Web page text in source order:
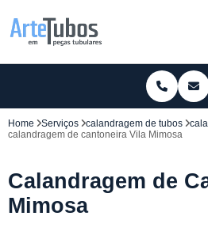
Home Serviços calandragem de tubos
calandragem de cantoneira Vila Mimosa
Calandragem de
Mimosa